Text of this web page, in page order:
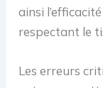
ainsi
respectant le
Les erreurs